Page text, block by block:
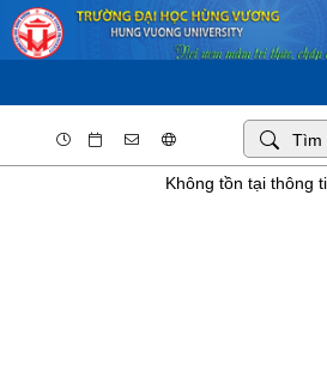
Không tồn tại thông